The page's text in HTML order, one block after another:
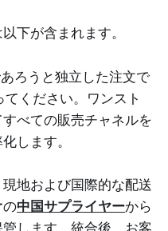
下が含まれます。
ろうと独立した注文で
ください。ワンスト
べての販売チャネルを
します。
地および国際的な配送
の中国サプライヤーから